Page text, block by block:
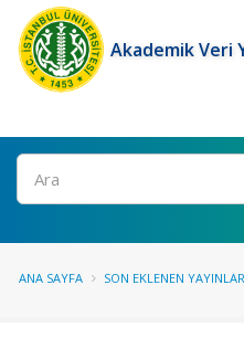
Akademik Veri
Ara
ANA SAYFA SON EKLENEN YAYINLAR